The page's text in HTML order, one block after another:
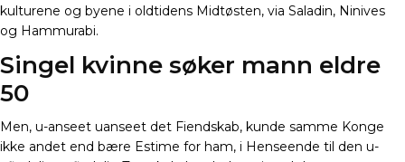
kulturene og byene i oldtidens Midtøsten, via Saladin, Ninives
og Hammurabi.
Singel kvinne søker mann eldre
50
Men, u-anseet uanseet det Fiendskab, kunde samme Konge
ikke andet end bære Estime for ham, i Henseende til den u-